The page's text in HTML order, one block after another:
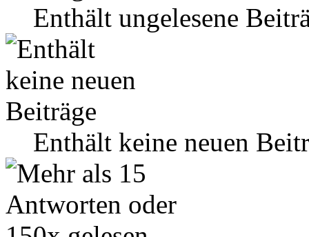
Enthält ungelesene
Enthält keine neuen